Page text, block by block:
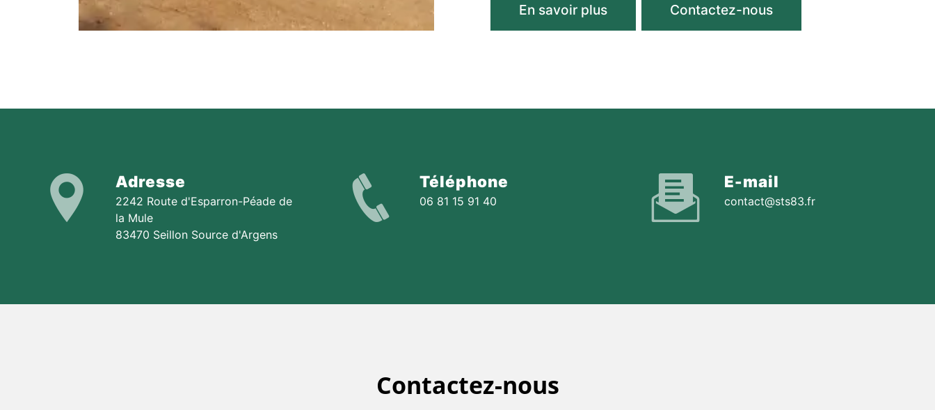
En savoir plus Contactez-nous
Adresse
2242 Route d'Esparron-Péade de
la Mule
83470 Seillon Source d'Argens
Téléphone
06 81 15 91 40
E-mail
contact@sts83.fr
Contactez-nous